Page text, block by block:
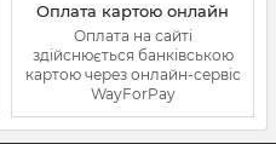
Оплата картою онлайн
Оплата на сайті
здійснюється банківською
картою через онлайн-сервіс
WayForPay